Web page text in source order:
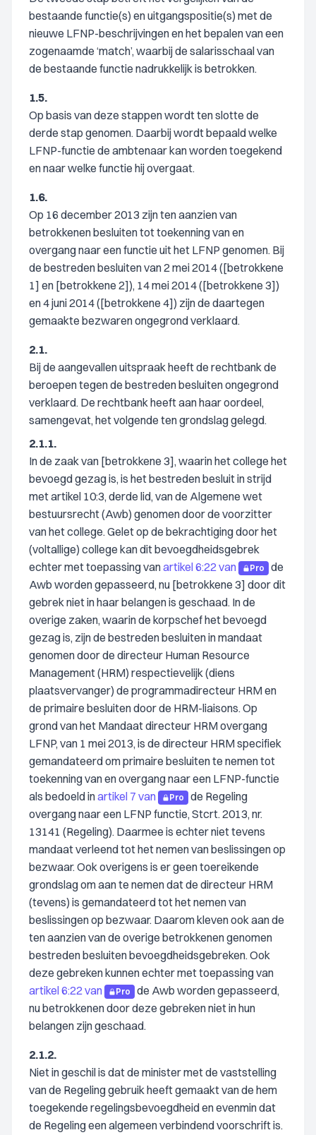
bestaande functie(s) en uitgangspositie(s) met de
nieuwe LFNP-beschrijvingen en het bepalen van een
zogenaamde ‘match’, waarbij de salarisschaal van
de bestaande functie nadrukkelijk is betrokken.
1.5.
Op basis van deze stappen wordt ten slotte de
derde stap genomen. Daarbij wordt bepaald welke
LFNP-functie de ambtenaar kan worden toegekend
en naar welke functie hij overgaat.
1.6.
Op 16 december 2013 zijn ten aanzien van
betrokkenen besluiten tot toekenning van en
overgang naar een functie uit het LFNP genomen. Bij
de bestreden besluiten van 2 mei 2014 ([betrokkene
1] en [betrokkene 2]), 14 mei 2014 ([betrokkene 3])
en 4 juni 2014 ([betrokkene 4]) zijn de daartegen
gemaakte bezwaren ongegrond verklaard.
2.1.
Bij de aangevallen uitspraak heeft de rechtbank de
beroepen tegen de bestreden besluiten ongegrond
verklaard. De rechtbank heeft aan haar oordeel,
samengevat, het volgende ten grondslag gelegd.
2.1.1.
In de zaak van [betrokkene 3], waarin het college het
bevoegd gezag is, is het bestreden besluit in strijd
met artikel 10:3, derde lid, van de Algemene wet
bestuursrecht (Awb) genomen door de voorzitter
van het college. Gelet op de bekrachtiging door het
(voltallige) college kan dit bevoegdheidsgebrek
echter met toepassing vanartikel 6:22 van Pro
de
Awb worden gepasseerd, nu [betrokkene 3] door dit
gebrek niet in haar belangen is geschaad. In de
overige zaken, waarin de korpschef het bevoegd
gezag is, zijn de bestreden besluiten in mandaat
genomen door de directeur Human Resource
Management (HRM) respectievelijk (diens
plaatsvervanger) de programmadirecteur HRM en
de primaire besluiten door de HRM-liaisons. Op
grond van het Mandaat directeur HRM overgang
LFNP, van 1 mei 2013, is de directeur HRM specifiek
gemandateerd om primaire besluiten te nemen tot
toekenning van en overgang naar een LFNP-functie
als bedoeld inartikel 7 van Pro
de Regeling
overgang naar een LFNP functie, Stcrt. 2013, nr.
13141 (Regeling). Daarmee is echter niet tevens
mandaat verleend tot het nemen van beslissingen op
bezwaar. Ook overigens is er geen toereikende
grondslag om aan te nemen dat de directeur HRM
(tevens) is gemandateerd tot het nemen van
beslissingen op bezwaar. Daarom kleven ook aan de
ten aanzien van de overige betrokkenen genomen
bestreden besluiten bevoegdheidsgebreken. Ook
deze gebreken kunnen echter met toepassing van
artikel 6:22 van
Pro
de Awb worden gepasseerd,
nu betrokkenen door deze gebreken niet in hun
belangen zijn geschaad.
2.1.2.
Niet in geschil is dat de minister met de vaststelling
van de Regeling gebruik heeft gemaakt van de hem
toegekende regelingsbevoegdheid en evenmin dat
de Regeling een algemeen verbindend voorschrift is.